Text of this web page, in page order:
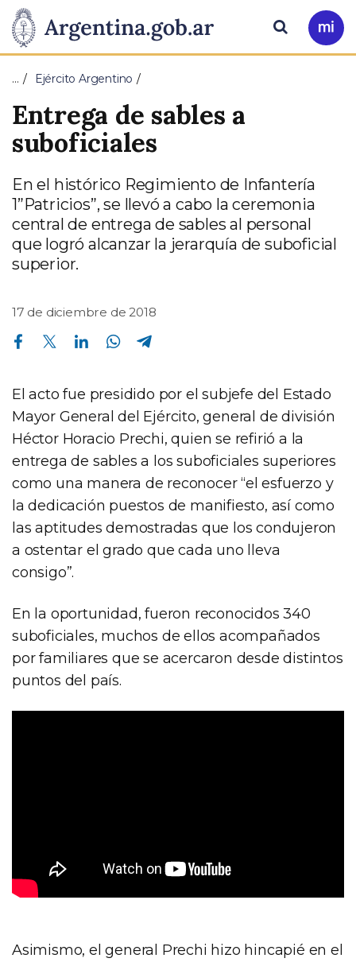
Presidencia
de
la
Nación
Pasar al contenido principal
Ir
a
Buscar
… Ejército Argentino
Entrega de sables a
suboficiales
En el histórico Regimiento de Infantería
1”Patricios”, se llevó a cabo la ceremonia
central de entrega de sables al personal
que logró alcanzar la jerarquía de suboficial
superior.
17 de diciembre de 2018
Compartir en Facebook Compartir en Twitter Compartir en Linkedin Compartir en Whatsapp
El acto fue presidido por el subjefe del Estado
Mayor General del Ejército, general de división
Héctor Horacio Prechi, quien se refirió a la
entrega de sables a los suboficiales superiores
como una manera de reconocer “el esfuerzo y
la dedicación puestos de manifiesto, así como
las aptitudes demostradas que los condujeron
a ostentar el grado que cada uno lleva
consigo”.
En la oportunidad, fueron reconocidos 340
suboficiales, muchos de ellos acompañados
por familiares que se acercaron desde distintos
puntos del país.
Asimismo, el general Prechi hizo hincapié en el